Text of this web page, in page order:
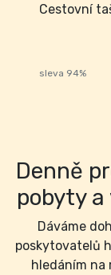
Cestovní
sleva 94%
Denně
pobyty
Dáváme
poskytovatelů
hledáním na